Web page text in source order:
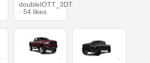
doubleIOTT_3DT
· 54 likes